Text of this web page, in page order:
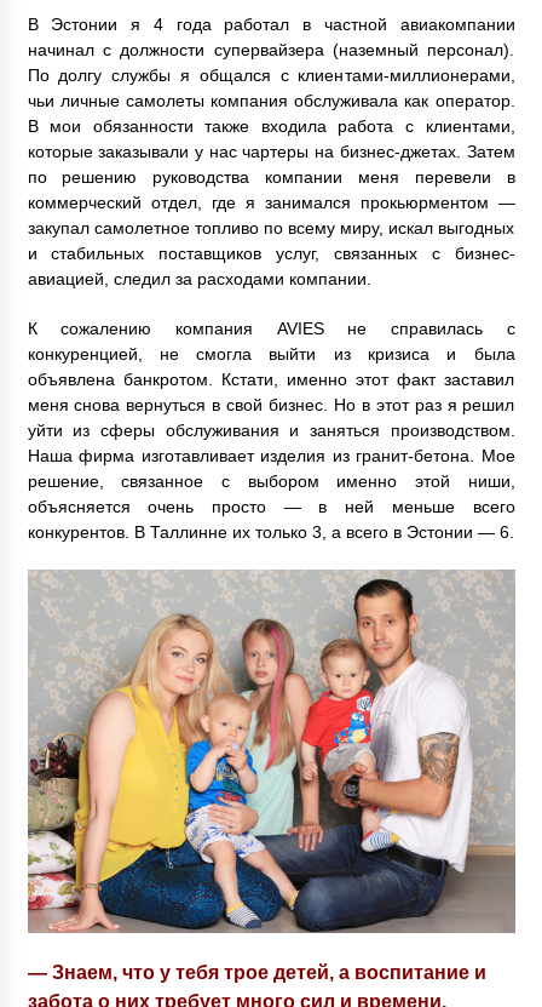
В Эстонии я 4 года работал в частной авиакомпании
начинал с должности супервайзера (наземный персонал).
По долгу службы я общался с клиентами-миллионерами,
чьи личные самолеты компания обслуживала как оператор.
В мои обязанности также входила работа с клиентами,
которые заказывали у нас чартеры на бизнес-джетах. Затем
по решению руководства компании меня перевели в
коммерческий отдел, где я занимался прокьюрментом —
закупал самолетное топливо по всему миру, искал выгодных
и стабильных поставщиков услуг, связанных с бизнес-
авиацией, следил за расходами компании.
К сожалению компания AVIES не справилась с
конкуренцией, не смогла выйти из кризиса и была
объявлена банкротом. Кстати, именно этот факт заставил
меня снова вернуться в свой бизнес. Но в этот раз я решил
уйти из сферы обслуживания и заняться производством.
Наша фирма изготавливает изделия из гранит-бетона. Мое
решение, связанное с выбором именно этой ниши,
объясняется очень просто — в ней меньше всего
конкурентов. В Таллинне их только 3, а всего в Эстонии — 6.
— Знаем, что у тебя трое детей, а воспитание и
забота о них требует много сил и времени.